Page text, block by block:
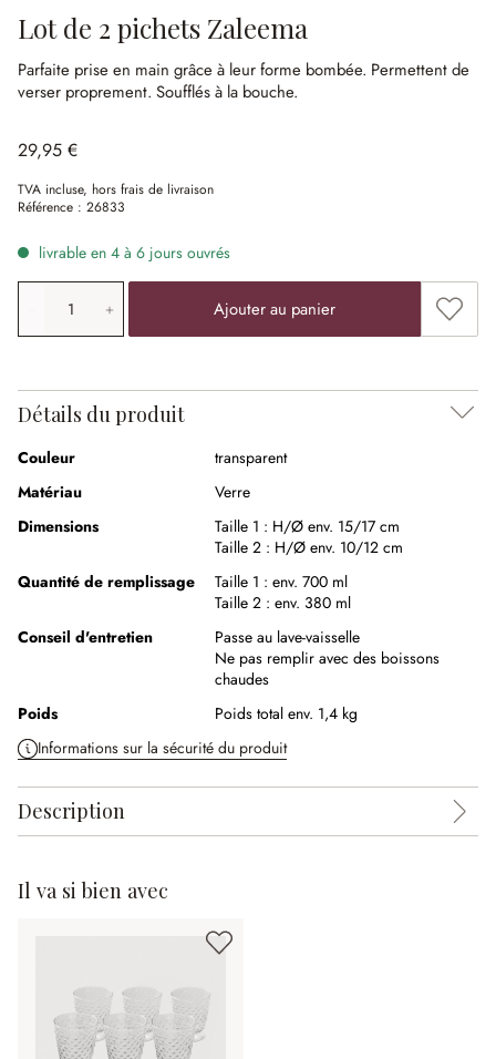
Lot de 2 pichets Zaleema
Parfaite prise en main grâce à leur forme bombée. Permettent de
verser proprement. Soufflés à la bouche.
29,95 €
TVA incluse, hors frais de livraison
Référence : 26833
livrable en 4 à 6 jours ouvrés
Quantité de produit: saisissez la valeur souhaitée ou
Ajouter au panier
Détails du produit
Couleur
transparent
Matériau
Verre
Dimensions
Taille 1 : H/Ø env. 15/17 cm
Taille 2 : H/Ø env. 10/12 cm
Quantité de remplissage
Taille 1 : env. 700 ml
Taille 2 : env. 380 ml
Conseil d'entretien
Passe au lave-vaisselle
Ne pas remplir avec des boissons
chaudes
Poids
Poids total env. 1,4 kg
Informations sur la sécurité du produit
Description
Il va si bien avec